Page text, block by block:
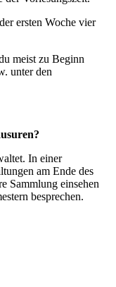
ersten Woche vier
meist zu Beginn
unter den
In einer
am Ende des
Sammlung einsehen
besprechen.